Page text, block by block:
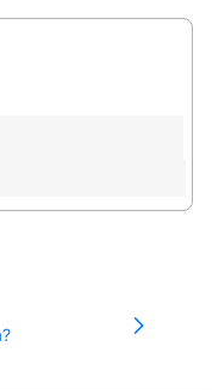
você
um cuidado
para o dia a
brilho e
capilares e
natural dos